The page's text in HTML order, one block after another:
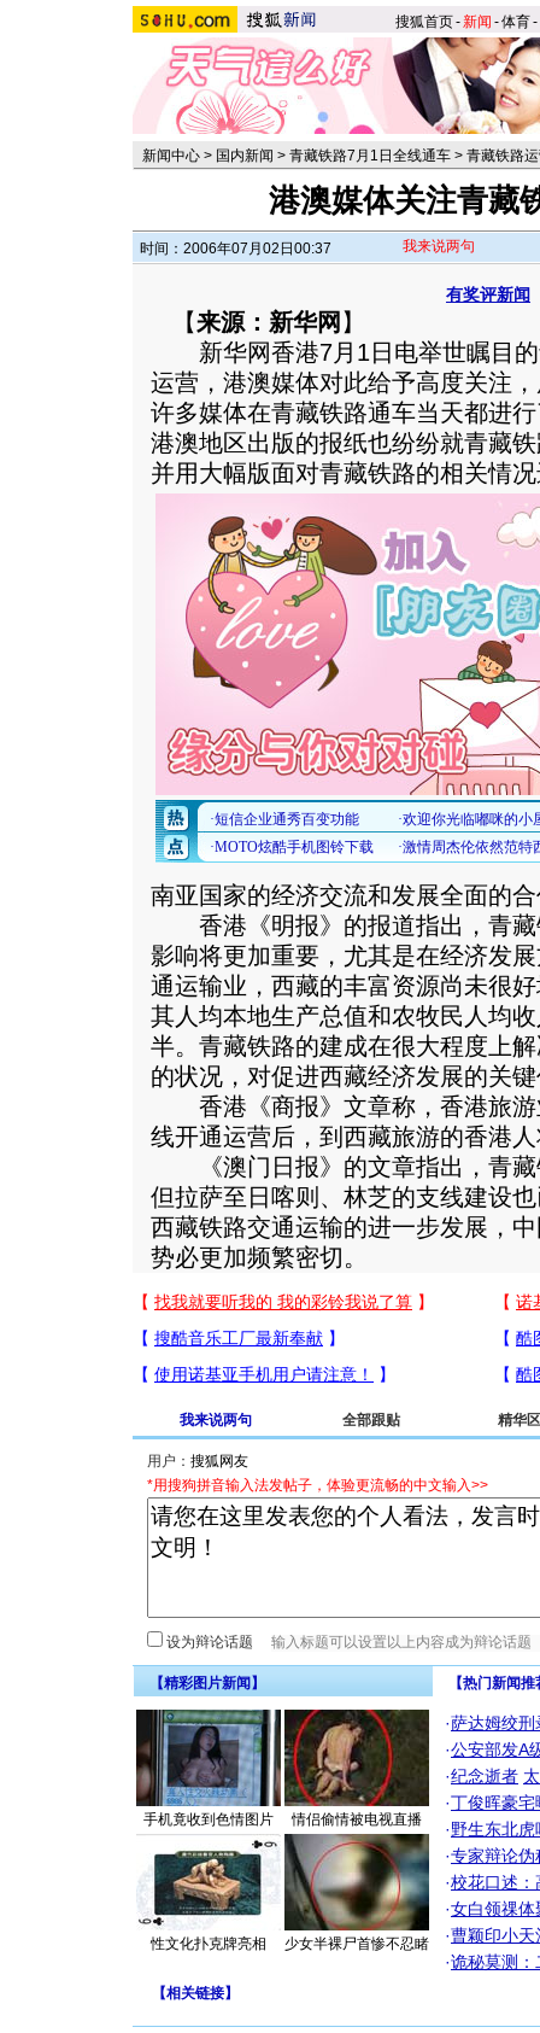
搜狐首页-新闻 -体育-
新闻中心 > 国内新闻 > 青藏铁路7月1日全线通车 > 青藏铁路
港澳媒体关注青藏
时间：2006年07月02日00:37 我来说两句
有奖评新闻
【来源：新华网 】
新华网香港7月1日电举世瞩目的
运营，港澳媒体对此给予高度关注
许多媒体在青藏铁路通车当天都进
港澳地区出版的报纸也纷纷就青藏
并用大幅版面对青藏铁路的相关情
南亚国家的经济交流和发展全面的
香港《明报》的报道指出，青藏
影响将更加重要，尤其是在经济发
通运输业，西藏的丰富资源尚未很
其人均本地生产总值和农牧民人均
半。青藏铁路的建成在很大程度上
的状况，对促进西藏经济发展的关
香港《商报》文章称，香港旅游
线开通运营后，到西藏旅游的香港
《澳门日报》的文章指出，青藏
但拉萨至日喀则、林芝的支线建设
西藏铁路交通运输的进一步发展，
势必更加频繁密切。
我来说两句 全部跟贴 精华区
用户：
*用搜狗拼音输入法发帖子，体验更流畅的中文输入>>
设为辩论话题
【精彩图片新闻】
手机竟收到色情图片 情侣偷情被电视直播
性文化扑克牌亮相 少女半裸尸首惨不忍睹
【热门新闻
·萨达姆绞刑
·公安部发A
·纪念逝者
·丁俊晖豪
·野生东北
·专家辩论伪
·校花口述：
·女白领祼体
·曹颖印小天
·诡秘莫测：
【相关链接】